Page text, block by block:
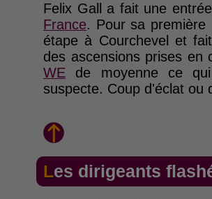
Felix Gall a fait une
France. Pour sa première
étape à Courchevel et
des ascensions prises en
WE de moyenne ce
suspecte. Coup d'éclat ou
Les dirigeants